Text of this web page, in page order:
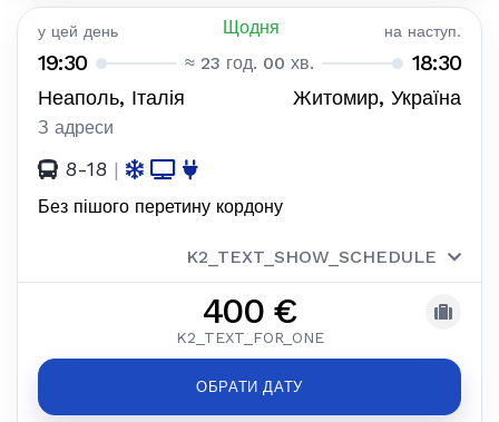
у цей день Щодня на наступ.
19:30 ≈ 23 год. 00 хв. 18:30
Неаполь, Італія Житомир, Україна
З адреси
8-18 |
Без пішого перетину кордону
K2_TEXT_SHOW_SCHEDULE
400 €
K2_TEXT_FOR_ONE
ОБРАТИ ДАТУ